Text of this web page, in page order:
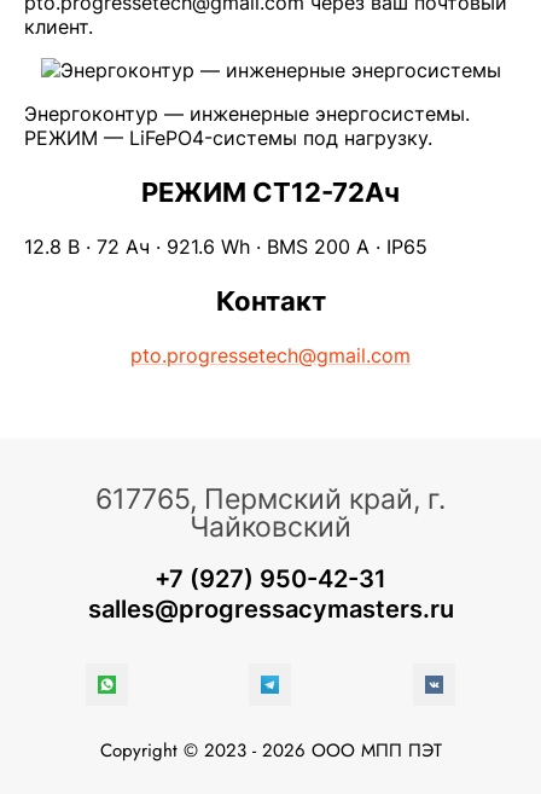
клиент.
Энергоконтур — инженерные энергосистемы.
РЕЖИМ — LiFePO4-системы под нагрузку.
РЕЖИМ СТ12-72Ач
12.8 В · 72 Ач · 921.6 Wh · BMS 200 А · IP65
Контакт
pto.progressetech@gmail.com
617765, Пермский край, г.
Чайковский
+7 (927) 950-42-31
salles@progressacymasters.ru
Copyright © 2023 - 2026 ООО МПП ПЭТ